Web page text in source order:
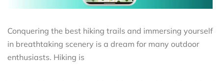
Conquering the best hiking trails and immersing yourself
in breathtaking scenery is a dream for many outdoor
enthusiasts. Hiking is